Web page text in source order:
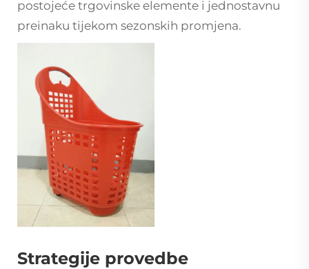
postojeće trgovinske elemente i jednostavnu
preinaku tijekom sezonskih promjena.
Strategije provedbe